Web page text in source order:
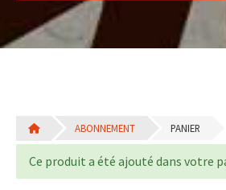
ABONNEMENT PANIER
Ce produit a été ajouté dans votre